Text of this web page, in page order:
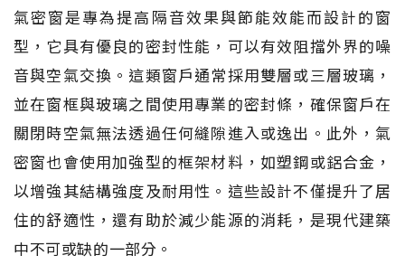
氣密窗是專為提高隔音效果與節能效能而設計的窗
型，它具有優良的密封性能，可以有效阻擋外界的噪
音與空氣交換。這類窗戶通常採用雙層或三層玻璃，
並在窗框與玻璃之間使用專業的密封條，確保窗戶在
關閉時空氣無法透過任何縫隙進入或逸出。此外，氣
密窗也會使用加強型的框架材料，如塑鋼或鋁合金，
以增強其結構強度及耐用性。這些設計不僅提升了居
住的舒適性，還有助於減少能源的消耗，是現代建築
中不可或缺的一部分。